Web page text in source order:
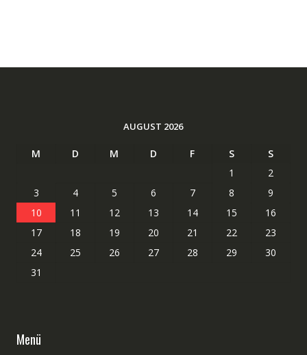
AUGUST 2026
M D M D F S
S
1
2
3
4 5 6 7 8
9
10
11 12 13 14 15
16
17
18 19 20 21 22
23
24
25 26 27 28 29
30
31
Menü